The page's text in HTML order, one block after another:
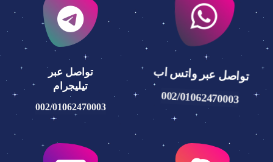
تواصل عبر واتس اب
002/01062470003
تواصل عبر
تيليجرام
002/01062470003